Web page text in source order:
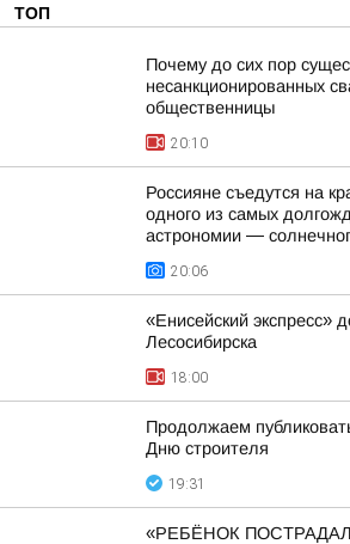
ТОП
Почему до сих пор
несанкционированных
общественницы
20:10
Россияне съедутся на
одного из самых
астрономии —
20:06
«Енисейский экспресс»
Лесосибирска
18:00
Продолжаем
Дню строителя
19:31
«РЕБЁНОК